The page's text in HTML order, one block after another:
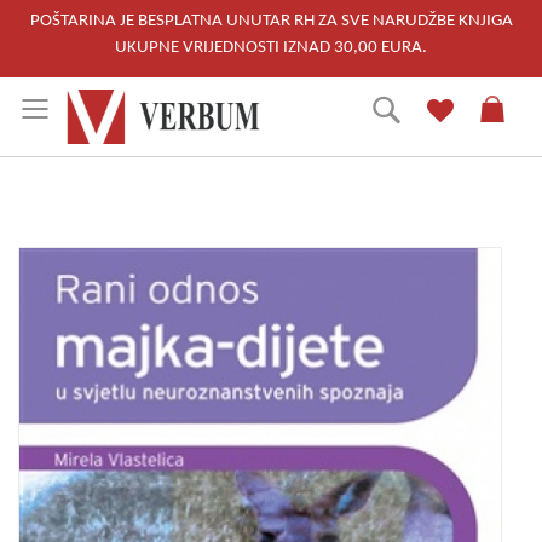
POŠTARINA JE BESPLATNA UNUTAR RH ZA SVE NARUDŽBE KNJIGA
UKUPNE VRIJEDNOSTI IZNAD 30,00 EURA.
to
Content
Traži
images
gallery